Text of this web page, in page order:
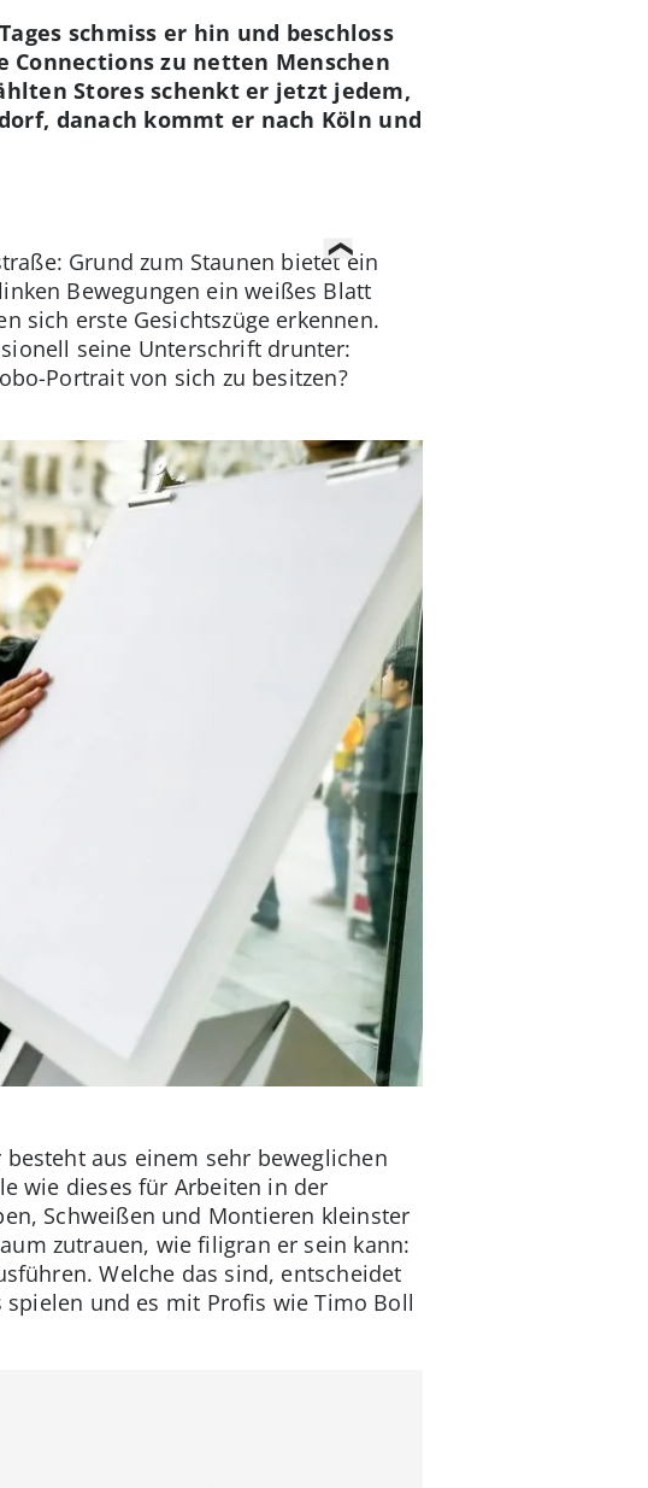
schmiss er hin und beschloss
zu netten Menschen
Stores schenkt er jetzt jedem,
danach kommt er nach Köln und
Grund zum Staunen bietet ein
Bewegungen ein weißes Blatt
sich erste Gesichtszüge erkennen.
seine Unterschrift drunter:
Portrait von sich zu besitzen?
besteht aus einem sehr beweglichen
wie dieses für Arbeiten in der
Schweißen und Montieren kleinster
zutrauen, wie filigran er sein kann:
Welche das sind, entscheidet
und es mit Profis wie Timo Boll